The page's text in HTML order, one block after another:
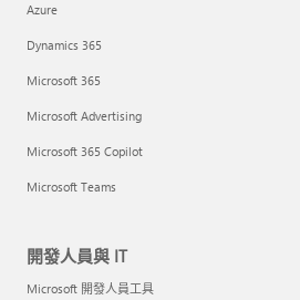
Azure
Dynamics 365
Microsoft 365
Microsoft Advertising
Microsoft 365 Copilot
Microsoft Teams
開發人員與 IT
Microsoft 開發人員工具